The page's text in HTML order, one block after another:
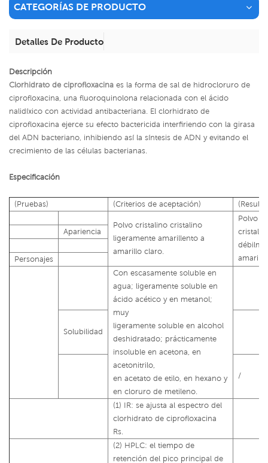
CATEGORÍAS DE PRODUCTO
Detalles De Producto
Descripción
Clorhidrato de ciprofloxacina es la forma de sal de hidrocloruro de
ciprofloxacina, una fluoroquinolona relacionada con el ácido
nalidíxico con actividad antibacteriana. El clorhidrato de
ciprofloxacina ejerce su efecto bactericida interfiriendo con la girasa
del ADN bacteriano, inhibiendo así la síntesis de ADN y evitando el
crecimiento de las células bacterianas.
Especificación
(Pruebas) (Criterios de aceptación)
Polvo cristalino cristalino
ligeramente amarillento a
amarillo claro.
Polvo
Apariencia
Personajes
Con escasamente soluble en
agua; ligeramente soluble en
ácido acético y en metanol;
muy
ligeramente soluble en alcohol
deshidratado; prácticamente
insoluble en acetona, en
acetonitrilo,
en acetato de etilo, en hexano y
en cloruro de metileno.
Solubilidad
/
(1) IR: se ajusta al espectro del
clorhidrato de ciprofloxacina
Rs.
(2) HPLC: el tiempo de
retención del pico principal de